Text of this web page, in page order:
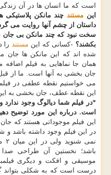
است كه ما انسان ها در آن
این مستندچند مانكن پلاستیكی
داستان از چشم آنها روایت می
سخت نبود كه چند مانكن بی
بكشند؟ -كسانی كه این مستند را
شده اند كه این مانكن ها جان
همان جا نماهایی به فیلم
جان بخشی به آنها است. ما از
می خواستیم نقطه عطفی در
این نقطه عطف، جان بخشی به
*در فیلم شما دیالوگ وجود
است. درباره این مورد توضیح
این فیلم موجوداتی هستند كه
در این فیلم وجود داشته باشد و
باشد؛ نخستین آن طراحی
موسیقی و افكت و دیگری
درست است كه به شكلی بتواند